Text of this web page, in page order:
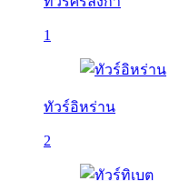
1
ทัวร์อิหร่าน
2